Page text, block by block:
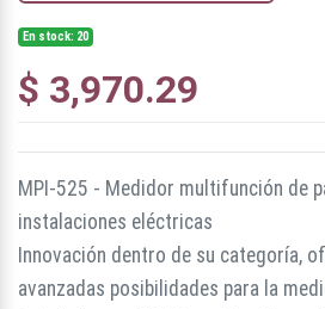
En stock: 20
$ 3,970.29
MPI-525 - Medidor multifunción de
instalaciones eléctricas
Innovación dentro de su categoría,
avanzadas posibilidades para la